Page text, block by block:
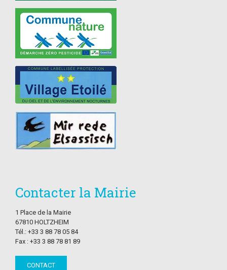
Contacter la Mairie
1 Place de la Mairie
67810 HOLTZHEIM
Tél.: +33 3 88 78 05 84
Fax : +33 3 88 78 81 89
CONTACT